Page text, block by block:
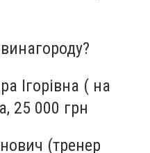
Ігорівна ( на
25 000 грн
(тренер